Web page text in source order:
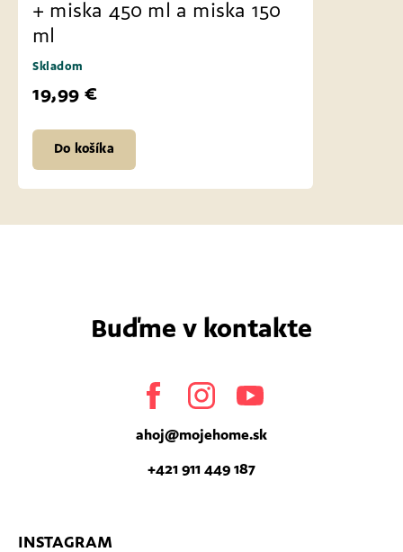
+ miska 450 ml a miska 150
ml
Skladom
19,99 €
Do košíka
Buďme v kontakte
Facebook Instagram
ahoj@mojehome.sk
+421 911 449 187
INSTAGRAM